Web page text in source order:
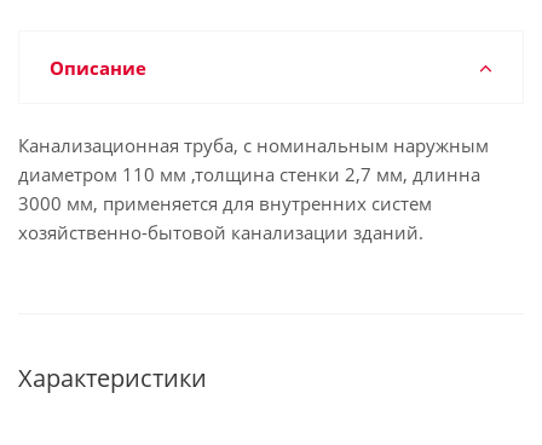
Описание
Канализационная труба, с номинальным наружным
диаметром 110 мм ,толщина стенки 2,7 мм, длинна
3000 мм, применяется для внутренних систем
хозяйственно-бытовой канализации зданий.
Характеристики